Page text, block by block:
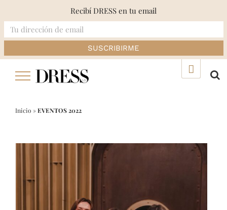
Inicio »EVENTOS 2022
Recibí DRESS en tu email